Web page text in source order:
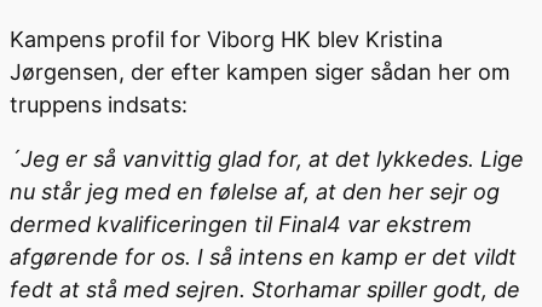
Kampens profil for Viborg HK blev Kristina
Jørgensen, der efter kampen siger sådan her om
truppens indsats:
´Jeg er så vanvittig glad for, at det lykkedes. Lige
nu står jeg med en følelse af, at den her sejr og
dermed kvalificeringen til Final4 var ekstrem
afgørende for os. I så intens en kamp er det vildt
fedt at stå med sejren. Storhamar spiller godt, de